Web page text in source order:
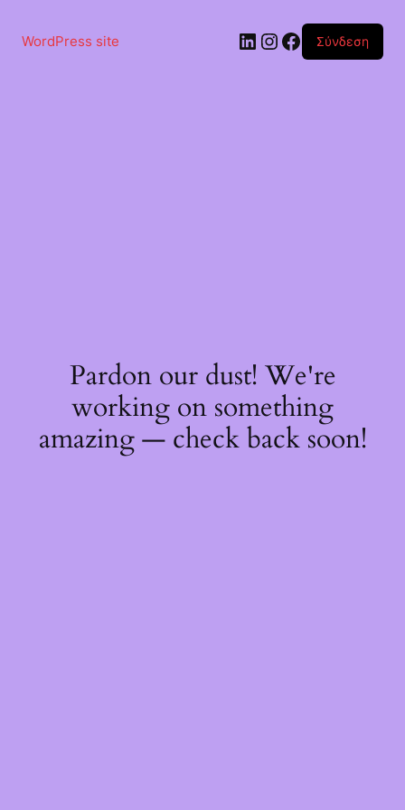
περιεχόμενο
WordPress site Linkedin
Instagram
Facebook
Σύνδεση
Pardon our dust! We're
working on something
amazing — check back soon!